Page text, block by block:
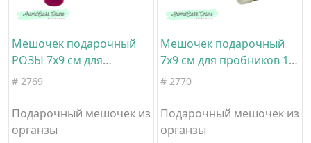
Мешочек подарочный
РОЗЫ 7х9 см для
пробников 1-5 мл ацвет
органза
# 2769
Подарочный мешочек из
органзы
Мешочек подарочный
7х9 см для пробников 1-5
мл цвет голубой
# 2770
Подарочный мешочек из
органзы